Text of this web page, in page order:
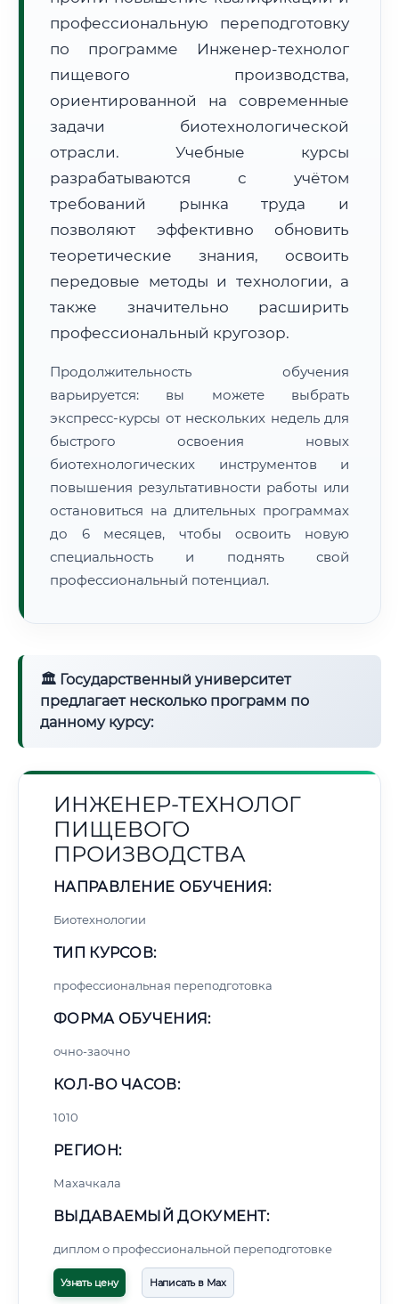
Расчет логистики оригиналов:
• Экспресс-доставка СДЭК / Почтой:4–6 рабочих дней
📜 Документы и аккредитация
🔍Нажмите на документ для увеличения и просмотра
профессиональную переподготовку
по программе Инженер-технолог
пищевого производства,
ориентированной на современные
задачи биотехнологической
отрасли. Учебные курсы
разрабатываются с учётом
требований рынка труда и
позволяют эффективно обновить
теоретические знания, освоить
передовые методы и технологии, а
также значительно расширить
профессиональный кругозор.
Продолжительность обучения
варьируется: вы можете выбрать
экспресс-курсы от нескольких недель для
быстрого освоения новых
биотехнологических инструментов и
повышения результативности работы или
остановиться на длительных программах
до 6 месяцев, чтобы освоить новую
специальность и поднять свой
профессиональный потенциал.
🏛 Государственный университет
предлагает несколько программ по
данному курсу:
ИНЖЕНЕР-ТЕХНОЛОГ
ПИЩЕВОГО
ПРОИЗВОДСТВА
НАПРАВЛЕНИЕ ОБУЧЕНИЯ:
Биотехнологии
ТИП КУРСОВ:
профессиональная переподготовка
ФОРМА ОБУЧЕНИЯ:
очно-заочно
КОЛ-ВО ЧАСОВ:
1010
РЕГИОН:
Махачкала
ВЫДАВАЕМЫЙ ДОКУМЕНТ:
диплом о профессиональной переподготовке
Узнать цену Написать в Max